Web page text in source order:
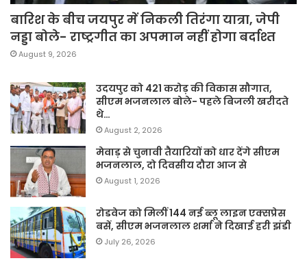
बारिश के बीच जयपुर में निकली तिरंगा यात्रा, जेपी
नड्डा बोले- राष्ट्रगीत का अपमान नहीं होगा बर्दाश्त
August 9, 2026
उदयपुर को 421 करोड़ की विकास सौगात,
सीएम भजनलाल बोले- पहले बिजली खरीदते
थे…
August 2, 2026
मेवाड़ से चुनावी तैयारियों को धार देंगे सीएम
भजनलाल, दो दिवसीय दौरा आज से
August 1, 2026
रोडवेज को मिलीं 144 नई ब्लू लाइन एक्सप्रेस
बसें, सीएम भजनलाल शर्मा ने दिखाई हरी झंडी
July 26, 2026